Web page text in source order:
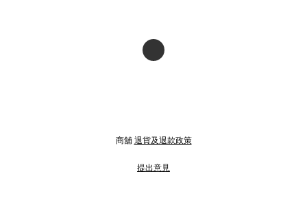
商舖 退貨及退款政策
提出意見